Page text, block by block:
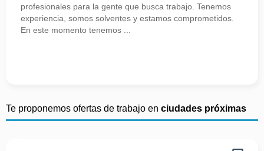
profesionales para la gente que busca trabajo. Tenemos
experiencia, somos solventes y estamos comprometidos.
En este momento tenemos ...
Te proponemos ofertas de trabajo en ciudades próximas